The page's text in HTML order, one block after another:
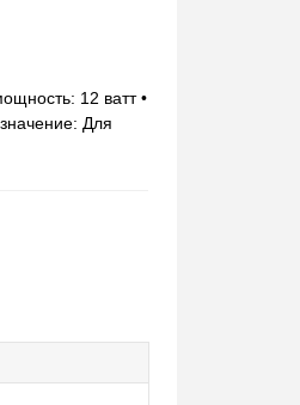
12 ватт •
Для